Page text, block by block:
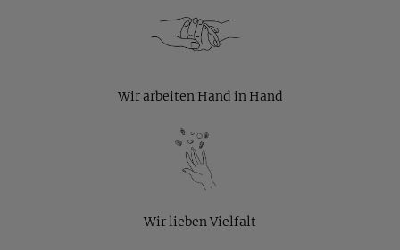
Wir arbeiten Hand in Hand
Wir lieben Vielfalt